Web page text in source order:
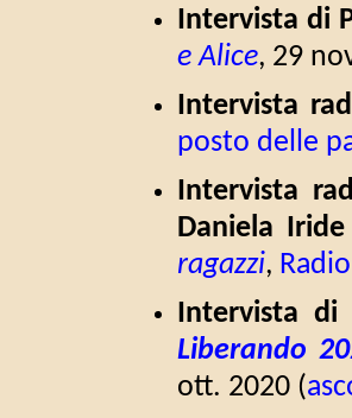
Intervista di
e Alice, 29
Intervista
posto delle
Intervista
Daniela
ragazzi,
Intervista di
Liberando
ott. 2020 (